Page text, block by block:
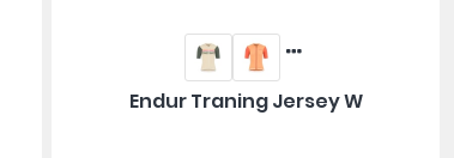
Endur Traning Jersey W